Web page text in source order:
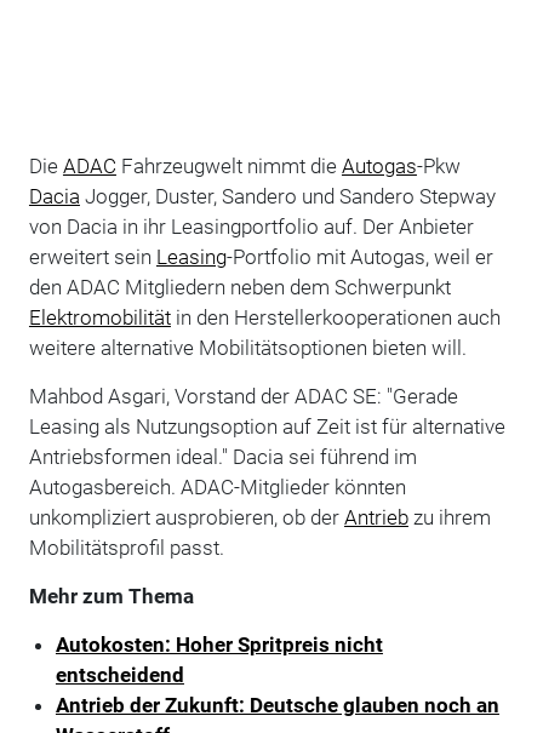
Die ADAC Fahrzeugwelt nimmt die Autogas-Pkw
Dacia Jogger, Duster, Sandero und Sandero Stepway
von Dacia in ihr Leasingportfolio auf. Der Anbieter
erweitert sein Leasing-Portfolio mit Autogas, weil er
den ADAC Mitgliedern neben dem Schwerpunkt
Elektromobilitätin den Herstellerkooperationen auch
weitere alternative Mobilitätsoptionen bieten will.
Mahbod Asgari, Vorstand der ADAC SE: "Gerade
Leasing als Nutzungsoption auf Zeit ist für alternative
Antriebsformen ideal." Dacia sei führend im
Autogasbereich. ADAC-Mitglieder könnten
unkompliziert ausprobieren, ob der Antriebzu ihrem
Mobilitätsprofil passt.
Mehr zum Thema
Autokosten: Hoher Spritpreis nicht
entscheidend
Antrieb der Zukunft: Deutsche glauben noch an